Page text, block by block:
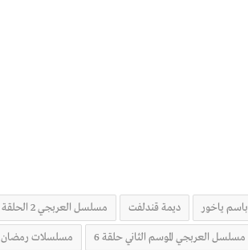
باسم ياخور ديمة قندلفت مسلسل العربجي 2 الحلقة 6 السادسة
مسلسل العربجي الموسم الثاني حلقة 6 مسلسلات رمضان 2024